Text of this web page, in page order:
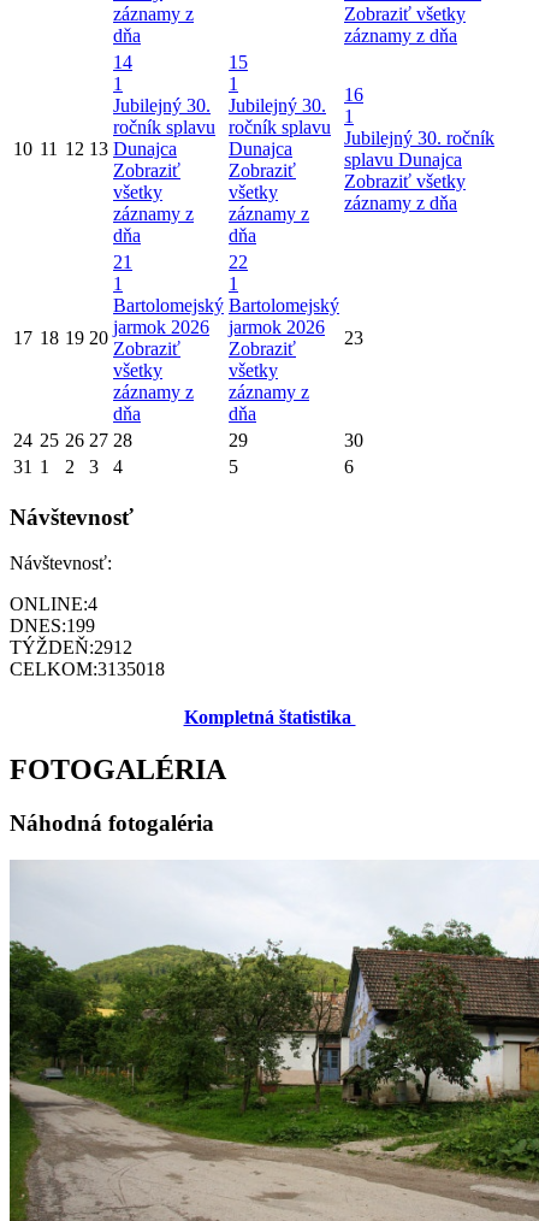
záznamy z
dňa
Zobraziť všetky
záznamy z dňa
10 11 12 13
14
1
Jubilejný 30.
ročník splavu
Dunajca
Zobraziť
všetky
záznamy z
dňa
15
1
Jubilejný 30.
ročník splavu
Dunajca
Zobraziť
všetky
záznamy z
dňa
16
1
Jubilejný 30. ročník
splavu Dunajca
Zobraziť všetky
záznamy z dňa
17 18 19 20
21
1
Bartolomejský
jarmok 2026
Zobraziť
všetky
záznamy z
dňa
22
1
Bartolomejský
jarmok 2026
Zobraziť
všetky
záznamy z
dňa
23
24 25 26 27 28 29
30
31 1 2 3 4 5 6
Návštevnosť
Návštevnosť:
ONLINE:4
DNES:199
TÝŽDEŇ:2912
CELKOM:3135018
Kompletná štatistika
FOTOGALÉRIA
Náhodná fotogaléria